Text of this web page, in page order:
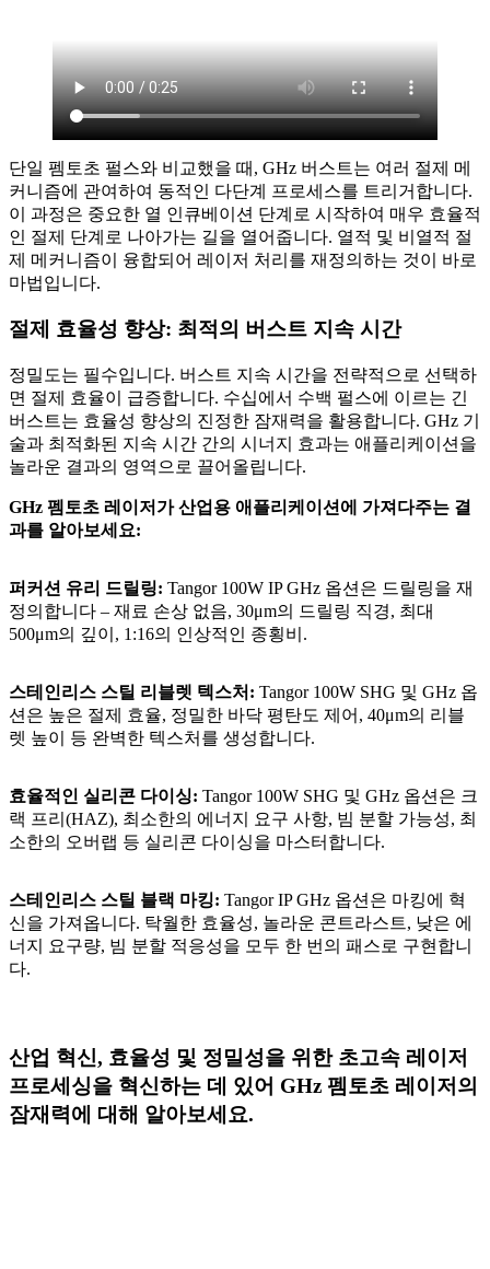
단일 펨토초 펄스와 비교했을 때, GHz 버스트는 여러 절제 메
커니즘에 관여하여 동적인 다단계 프로세스를 트리거합니다.
이 과정은 중요한 열 인큐베이션 단계로 시작하여 매우 효율적
인 절제 단계로 나아가는 길을 열어줍니다. 열적 및 비열적 절
제 메커니즘이 융합되어 레이저 처리를 재정의하는 것이 바로
마법입니다.
절제 효율성 향상: 최적의 버스트 지속 시간
정밀도는 필수입니다. 버스트 지속 시간을 전략적으로 선택하
면 절제 효율이 급증합니다. 수십에서 수백 펄스에 이르는 긴
버스트는 효율성 향상의 진정한 잠재력을 활용합니다. GHz 기
술과 최적화된 지속 시간 간의 시너지 효과는 애플리케이션을
놀라운 결과의 영역으로 끌어올립니다.
GHz 펨토초 레이저가 산업용 애플리케이션에 가져다주는 결
과를 알아보세요:
퍼커션 유리 드릴링: Tangor 100W IP GHz 옵션은 드릴링을 재
정의합니다 – 재료 손상 없음, 30μm의 드릴링 직경, 최대
500μm의 깊이, 1:16의 인상적인 종횡비.
스테인리스 스틸 리블렛 텍스처: Tangor 100W SHG 및 GHz 옵
션은 높은 절제 효율, 정밀한 바닥 평탄도 제어, 40μm의 리블
렛 높이 등 완벽한 텍스처를 생성합니다.
효율적인 실리콘 다이싱: Tangor 100W SHG 및 GHz 옵션은 크
랙 프리(HAZ), 최소한의 에너지 요구 사항, 빔 분할 가능성, 최
소한의 오버랩 등 실리콘 다이싱을 마스터합니다.
스테인리스 스틸 블랙 마킹: Tangor IP GHz 옵션은 마킹에 혁
신을 가져옵니다. 탁월한 효율성, 놀라운 콘트라스트, 낮은 에
너지 요구량, 빔 분할 적응성을 모두 한 번의 패스로 구현합니
다.
산업 혁신, 효율성 및 정밀성을 위한 초고속 레이저
프로세싱을 혁신하는 데 있어 GHz 펨토초 레이저의
잠재력에 대해 알아보세요.